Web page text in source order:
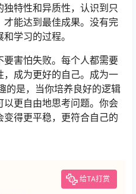
特性和异质性，认识到只
能达到最佳成果。没有完
学习的过程。
害怕失败。每个人都需要
成为更好的自己。成为一
的是，当你培养良好的逻辑
更自由地思考问题。你会
得更平稳，更符合自己的
给TA打赏